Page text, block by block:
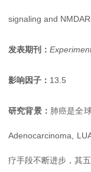
signaling and
发表期刊：
影响因子： 13.5
研究背景： 肺癌是全
Adenocarcinoma,
疗手段不断进步，其